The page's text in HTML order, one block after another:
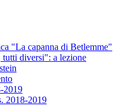
"La capanna di Betlemme"
diversi": a lezione
2019
2018-2019